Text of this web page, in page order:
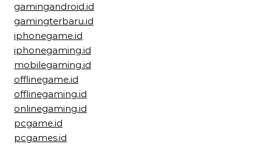
gamingandroid.id
gamingterbaru.id
iphonegame.id
iphonegaming.id
mobilegaming.id
offlinegame.id
offlinegaming.id
onlinegaming.id
pcgame.id
pcgames.id